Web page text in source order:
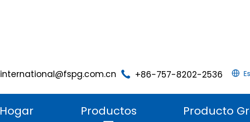
international@fspg.com.cn +86-757-8202-2536
Hogar Productos Producto